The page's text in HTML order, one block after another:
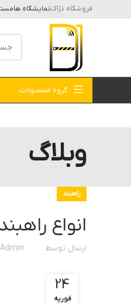
فروشگاه دژاکنمایشگاه ها
گروه محصولات
وبلاگ
راهبند
انواع
ارسال توسط Admin
24
فوریه